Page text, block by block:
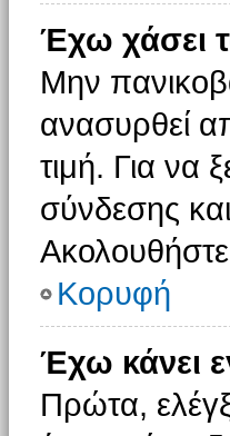
Έχω χάσει
Μην
ανασυρθεί
τιμή. Για να
σύνδεσης
Ακολουθήστε
Κορυφή
Έχω κάνει
Πρώτα,